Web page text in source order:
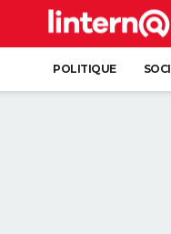
POLITIQUE